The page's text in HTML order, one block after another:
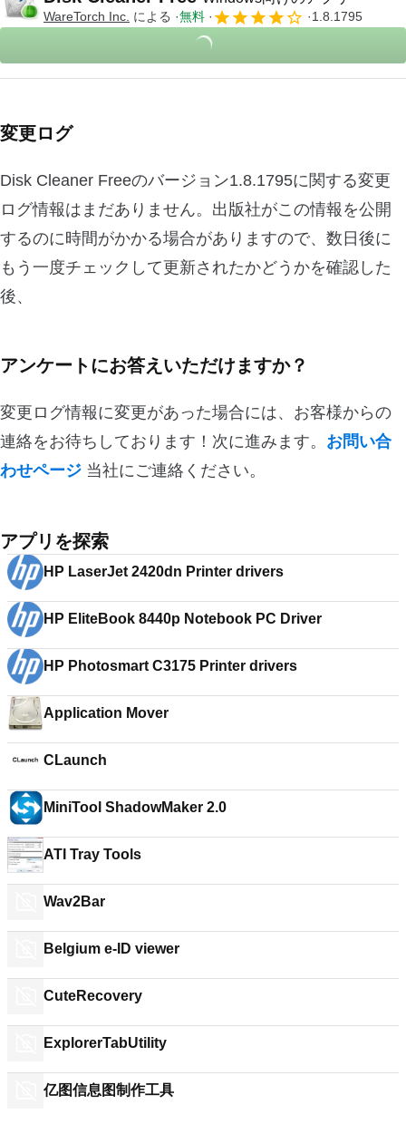
WareTorch Inc. による 無料 1.8.1795
変更ログ
Disk Cleaner Freeのバージョン1.8.1795に関する変更
ログ情報はまだありません。出版社がこの情報を公開
するのに時間がかかる場合がありますので、数日後に
もう一度チェックして更新されたかどうかを確認した
後、
アンケートにお答えいただけますか？
変更ログ情報に変更があった場合には、お客様からの
連絡をお待ちしております！次に進みます。 お問い合
わせページ 当社にご連絡ください。
アプリを探索
HP LaserJet 2420dn Printer drivers
HP EliteBook 8440p Notebook PC Driver
HP Photosmart C3175 Printer drivers
Application Mover
CLaunch
MiniTool ShadowMaker 2.0
ATI Tray Tools
Wav2Bar
Belgium e-ID viewer
CuteRecovery
ExplorerTabUtility
亿图信息图制作工具